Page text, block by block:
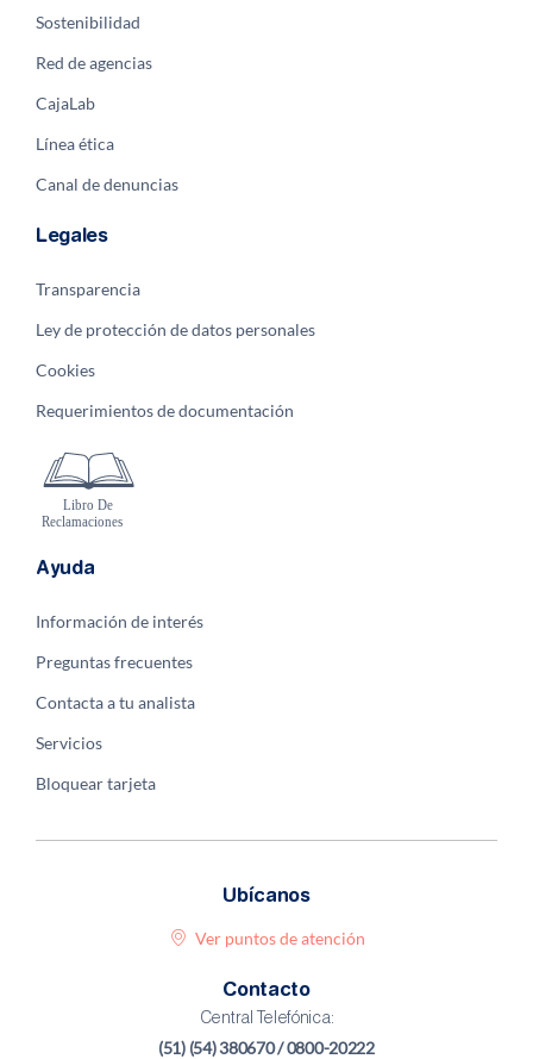
Sostenibilidad
Red de agencias
CajaLab
Línea ética
Canal de denuncias
Legales
Transparencia
Ley de protección de datos personales
Cookies
Requerimientos de documentación
Ayuda
Información de interés
Preguntas frecuentes
Contacta a tu analista
Servicios
Bloquear tarjeta
Ubícanos
Ver puntos de atención
Contacto
Central Telefónica:
(51) (54) 380670 / 0800-20222